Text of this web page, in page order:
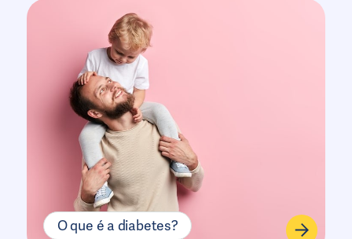
O que é a diabetes?